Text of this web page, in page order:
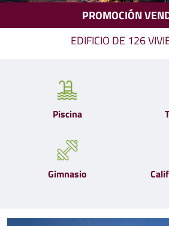
PROMOCIÓN
EDIFICIO DE 126
Piscina
Gimnasio